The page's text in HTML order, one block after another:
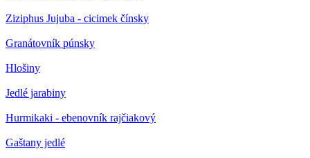
Ziziphus Jujuba - cicimek čínsky
Granátovník púnsky
Hlošiny
Jedlé jarabiny
Hurmikaki - ebenovník rajčiakový
Gaštany jedlé